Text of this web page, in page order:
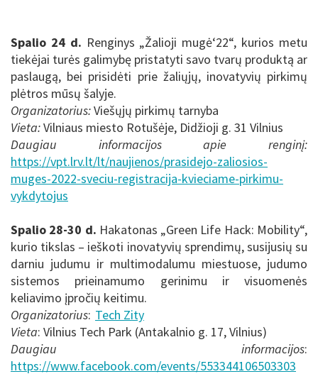
Spalio 24 d. Renginys „Žalioji mugė‘22“, kurios metu
tiekėjai turės galimybę pristatyti savo tvarų produktą ar
paslaugą, bei prisidėti prie žaliųjų, inovatyvių pirkimų
plėtros mūsų šalyje.
Organizatorius:Viešųjų pirkimų tarnyba
Vieta:Vilniaus miesto Rotušėje, Didžioji g. 31 Vilnius
Daugiau informacijos apie renginį:
https://vpt.lrv.lt/lt/naujienos/prasidejo-zaliosios-
muges-2022-sveciu-registracija-kvieciame-pirkimu-
vykdytojus
Spalio 28-30 d. Hakatonas „Green Life Hack: Mobility“,
kurio tikslas – ieškoti inovatyvių sprendimų, susijusių su
darniu judumu ir multimodalumu miestuose, judumo
sistemos prieinamumo gerinimu ir visuomenės
keliavimo įpročių keitimu.
Organizatorius: Tech Zity
Vieta: Vilnius Tech Park (Antakalnio g. 17, Vilnius)
Daugiau informacijos:
https://www.facebook.com/events/553344106503303